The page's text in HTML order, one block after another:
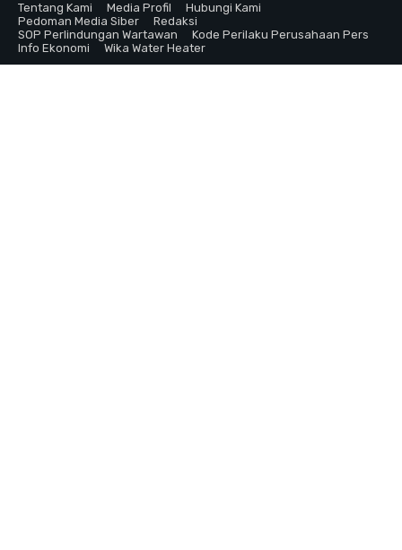
Tentang Kami
Media Profil
Hubungi Kami
Pedoman Media Siber
Redaksi
SOP Perlindungan Wartawan
Kode Perilaku Perusahaan Pers
Info Ekonomi
Wika Water Heater